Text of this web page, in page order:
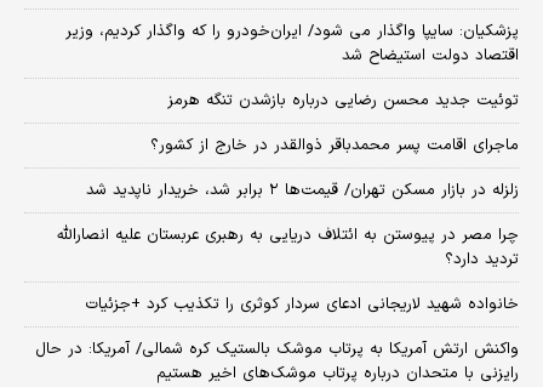
پزشکیان: سایپا واگذار می شود/ ایران‌خودرو را که واگذار کردیم، وزیر
اقتصاد دولت استیضاح شد
توئیت جدید محسن رضایی درباره بازشدن تنگه هرمز
ماجرای اقامت پسر محمدباقر ذوالقدر در خارج از کشور؟
زلزله در بازار مسکن تهران/ قیمت‌ها ۲ برابر شد، خریدار ناپدید شد
چرا مصر در پیوستن به ائتلاف دریایی به رهبری عربستان علیه انصارالله
تردید دارد؟
خانواده شهید لاریجانی ادعای سردار کوثری را تکذیب کرد +جزئیات
واکنش ارتش آمریکا به پرتاب موشک بالستیک کره شمالی/ آمریکا: در حال
رایزنی با متحدان درباره پرتاب موشک‌های اخیر هستیم